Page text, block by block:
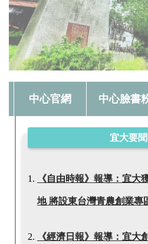
中心官網 中心臉書
宜大要聞
《自由時報》報導：宜大
地 將設東台灣青農創業專
《經濟日報》報導：宜大